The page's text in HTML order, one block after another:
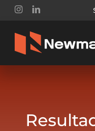
conteúdo